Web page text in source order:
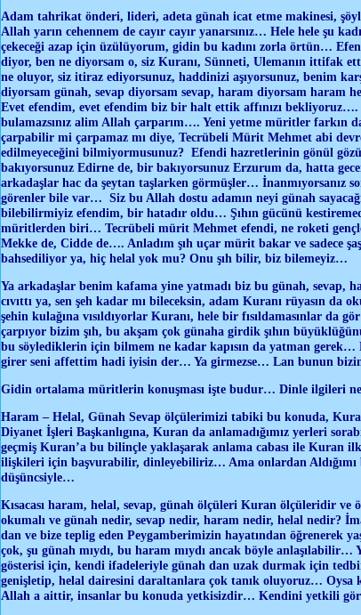
Adam tahrikat önderi, lideri, adeta günah icat etme makinesi,
Allah yarın cehennem de cayır cayır yanarsınız… Hele hele şu
çekeceği azap için üzülüyorum, gidin bu kadını zorla örtün…
diyor, ben ne diyorsam o, siz Kuranı, Sünneti, Ulemanın ittifak
ne oluyor, siz itiraz ediyorsunuz, haddinizi aşıyorsunuz, benim
diyorsam günah, sevap diyorsam sevap, haram diyorsam haram
Evet efendim, evet efendim biz bir halt ettik affınızı
bulamazsınız alim Allah çarparım…. Yeni yetme müritler farkın
çarpabilir mi çarpamaz mı diye, Tecrübeli Mürit Mehmet abi
edilmeyeceğini bilmiyormusunuz? Efendi hazretlerinin gönül
bakıyorsunuz Edirne de, bir bakıyorsunuz Erzurum da, hatta
arkadaşlar hac da şeytan taşlarken görmüşler… İnanmıyorsanız
görenler bile var… Siz bu Allah dostu adamın neyi günah
bilebilirmiyiz efendim, bir hatadır oldu… Şıhın gücünü
müritlerden biri… Tecrübeli mürit Mehmet efendi, ne roketi gençler
Mekke de, Cidde de…. Anladım şıh uçar mürit bakar ve sadece
bahsediliyor ya, hiç helal yok mu? Onu şıh bilir, biz bilemeyiz…
Ya arkadaşlar benim kafama yine yatmadı biz bu günah, sevap,
cıvıttı ya, sen şeh kadar mı bileceksin, adam Kuranı rüyasın
şehin kulağına vısıldıyorlar Kuranı, hele bir fısıldamasınlar
çarpıyor bizim şıh, bu akşam çok günaha girdik şıhın
bu söylediklerin için bilmem ne kadar kapısın da yatman gerek…
girer seni affettim hadi iyisin der… Ya girmezse… Lan bunun
Gidin ortalama müritlerin konuşması işte budur… Dinle ilgileri
Haram – Helal, Günah Sevap ölçülerimizi tabiki bu konuda,
Diyanet İşleri Başkanlıgına, Kuran da anlamadığımız yerleri
geçmiş Kuran’a bu bilinçle yaklaşarak anlama cabası ile Kuran
ilişkileri için başvurabilir, dinleyebiliriz… Ama onlardan Aldığımı
düşüncsiyle…
Kısacası haram, helal, sevap, günah ölçüleri Kuran ölçüleridir
okumalı ve günah nedir, sevap nedir, haram nedir, helal nedir?
dan ve bize teplig eden Peygamberimizin hayatından öğrenerek
çok, şu günah mıydı, bu haram mıydı ancak böyle
gösterisi için, kendi ifadeleriyle günah dan uzak durmak için
genişletip, helal dairesini daraltanlara çok tanık oluyoruz… Oysa
Allah a aittir, insanlar bu konuda yetkisizdir… Kendini yetkili